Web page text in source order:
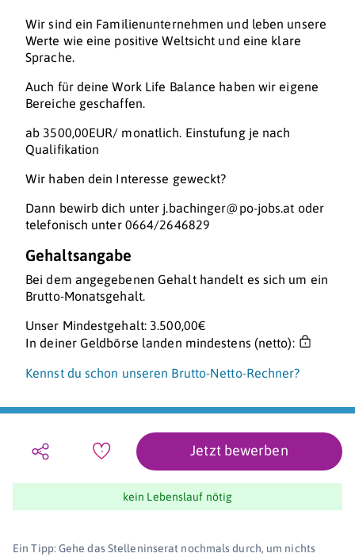
Wir sind ein Familienunternehmen und leben unsere
Werte wie eine positive Weltsicht und eine klare
Sprache.
Auch für deine Work Life Balance haben wir eigene
Bereiche geschaffen.
ab 3500,00EUR/ monatlich. Einstufung je nach
Qualifikation
Wir haben dein Interesse geweckt?
Dann bewirb dich unter j.bachinger@po-jobs.at oder
telefonisch unter 0664/2646829
Gehaltsangabe
Bei dem angegebenen Gehalt handelt es sich um ein
Brutto-Monatsgehalt.
Unser Mindestgehalt: 3.500,00€
In deiner Geldbörse landen mindestens (netto):
Kennst du schon unseren Brutto-Netto-Rechner?
Jetzt bewerben
kein Lebenslauf nötig
Ein Tipp: Gehe das Stelleninserat nochmals durch, um nichts